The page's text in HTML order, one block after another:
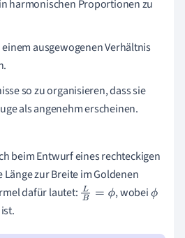
harmonischen Proportionen zu
ausgewogenen Verhältnis
so zu organisieren, dass sie
als angenehm erscheinen.
beim Entwurf eines rechteckigen
Länge zur Breite im Goldenen
dafür lautet: LB =ϕ , wobeiϕ